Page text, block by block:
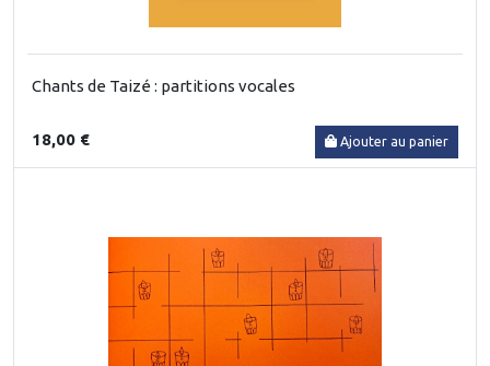
Chants de Taizé : partitions vocales
18,00 € Ajouter au panier